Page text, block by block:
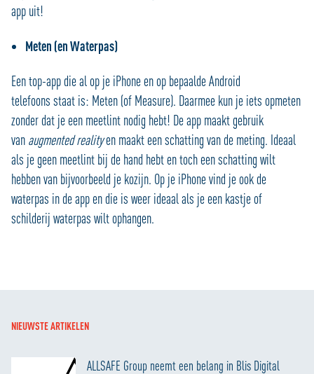
app uit!
Meten (en Waterpas)
Een top-app die al op je iPhone en op bepaalde Android
telefoons staat is: Meten (of Measure). Daarmee kun je iets opmeten
zonder dat je een meetlint nodig hebt! De app maakt gebruik
van augmented realityen maakt een schatting van de meting. Ideaal
als je geen meetlint bij de hand hebt en toch een schatting wilt
hebben van bijvoorbeeld je kozijn. Op je iPhone vind je ook de
waterpas in de app en die is weer ideaal als je een kastje of
schilderij waterpas wilt ophangen.
NIEUWSTE ARTIKELEN
ALLSAFE Group neemt een belang in Blis Digital